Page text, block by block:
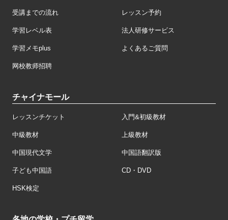
受講までの流れ レッスン予約
学習レベル表 法人研修サービス
学習メモplus よくあるご質問
网校教师招聘
チャイナモール
レッスンチケット 入門&初級教材
中級教材 上級教材
中国現代文学 中国語翻訳版
子ども中国語 CD・DVD
HSK検定